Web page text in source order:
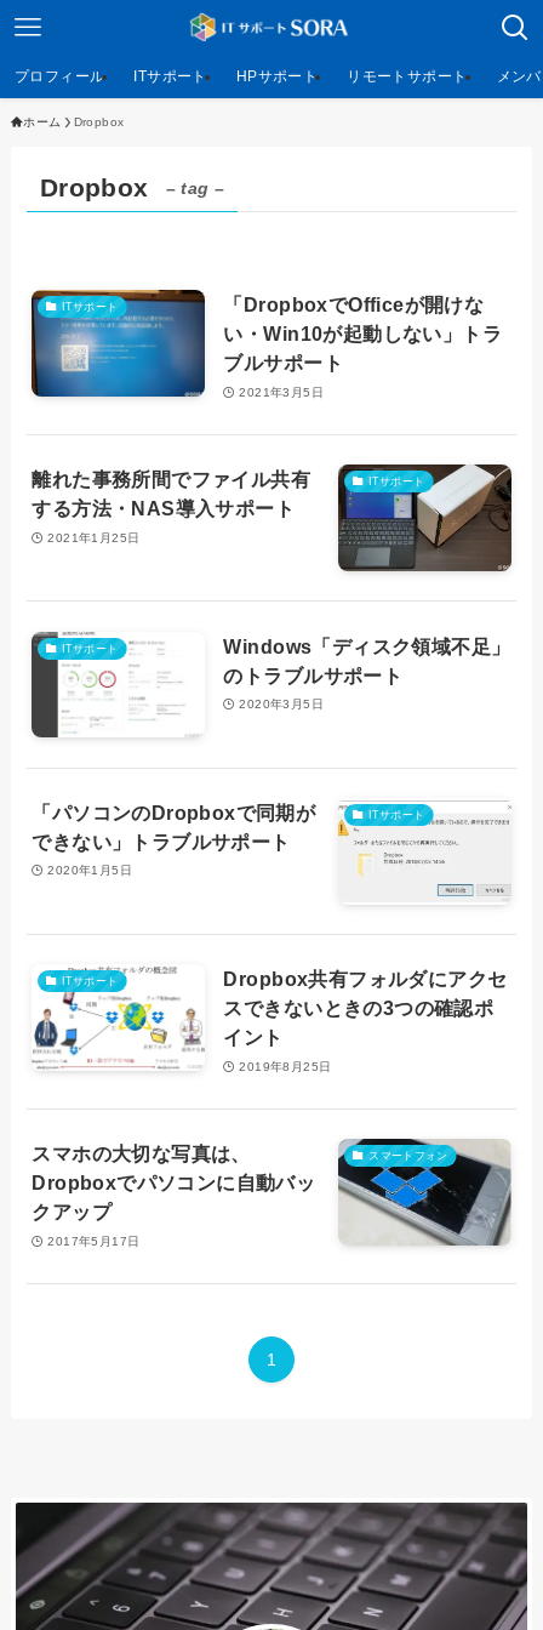
プロフィール ITサポート HPサポート リモートサポート メン
ホーム Dropbox
Dropbox – tag –
ITサポート
「DropboxでOfficeが開けな
い・Win10が起動しない」トラ
ブルサポート
2021年3月5日
ITサポート
離れた事務所間でファイル共有
する方法・NAS導入サポート
2021年1月25日
ITサポート
Windows「ディスク領域不足」
のトラブルサポート
2020年3月5日
ITサポート
「パソコンのDropboxで同期が
できない」トラブルサポート
2020年1月5日
ITサポート
Dropbox共有フォルダにアクセ
スできないときの3つの確認ポ
イント
2019年8月25日
スマートフォン
スマホの大切な写真は、
Dropboxでパソコンに自動バッ
クアップ
2017年5月17日
1